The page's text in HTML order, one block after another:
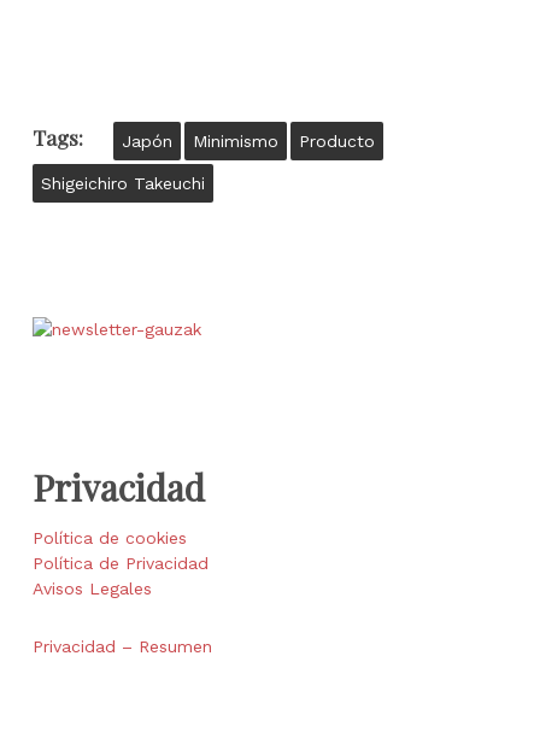
Tags: Japón Minimismo Producto
Shigeichiro Takeuchi
Privacidad
Política de cookies
Política de Privacidad
Avisos Legales
Privacidad – Resumen